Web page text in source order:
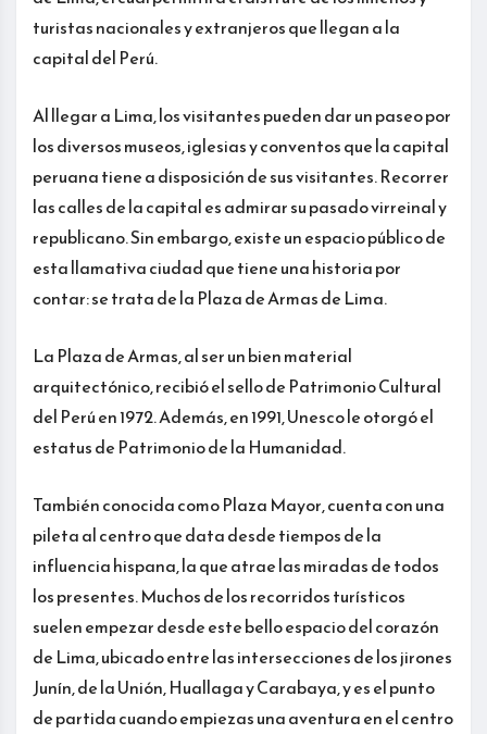
turistas nacionales y extranjeros que llegan a la
capital del Perú.
Al llegar a Lima, los visitantes pueden dar un paseo por
los diversos museos, iglesias y conventos que la capital
peruana tiene a disposición de sus visitantes. Recorrer
las calles de la capital es admirar su pasado virreinal y
republicano. Sin embargo, existe un espacio público de
esta llamativa ciudad que tiene una historia por
contar: se trata de la Plaza de Armas de Lima.
La Plaza de Armas, al ser un bien material
arquitectónico, recibió el sello de Patrimonio Cultural
del Perú en 1972. Además, en 1991, Unesco le otorgó el
estatus de Patrimonio de la Humanidad.
También conocida como Plaza Mayor, cuenta con una
pileta al centro que data desde tiempos de la
influencia hispana, la que atrae las miradas de todos
los presentes. Muchos de los recorridos turísticos
suelen empezar desde este bello espacio del corazón
de Lima, ubicado entre las intersecciones de los jirones
Junín, de la Unión, Huallaga y Carabaya, y es el punto
de partida cuando empiezas una aventura en el centro